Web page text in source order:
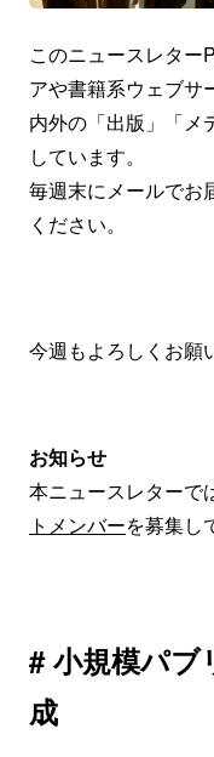
このニュースレター
アや書籍系ウェブサ
内外の「出版」「メ
しています。
毎週末にメールでお
ください。
今週もよろしくお願
お知らせ
本ニュースレターで
トメンバーを募集し
# 小規模パブ
成